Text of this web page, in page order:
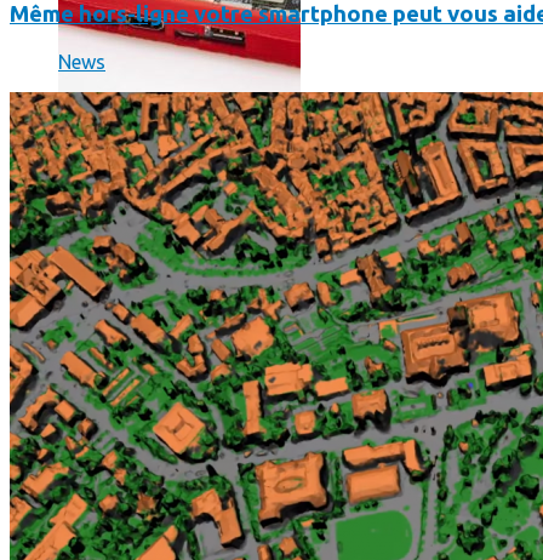
Science
Science
La science-fiction, c’est du passé, la bioimpression de peau
Même hors-ligne votre smartphone peut vous
News